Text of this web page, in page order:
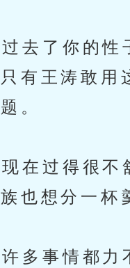
了你的性
有王涛敢用
。
过得很不
也想分一杯
事情都力